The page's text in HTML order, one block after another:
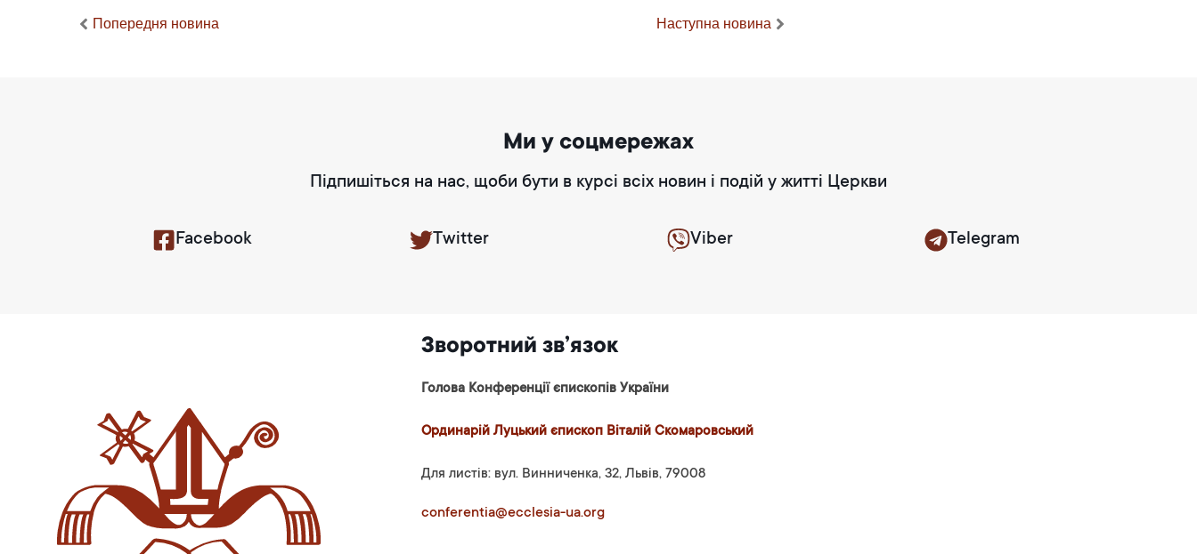
Попередня новина Наступна новина
Ми у соцмережах
Підпишіться на нас, щоби бути в курсі всіх новин і подій у житті Церкви
Facebook Twitter Viber Telegram
Зворотний зв’язок
Голова Конференції єпископів України
Ординарій Луцький єпископ Віталій Скомаровський
Для листів: вул. Винниченка, 32, Львів, 79008
conferentia@ecclesia-ua.org